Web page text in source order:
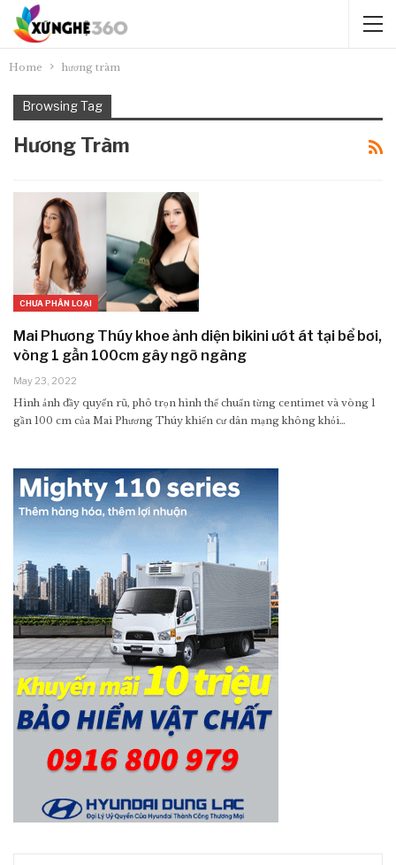
Home hương tràm
Browsing Tag
Hương Tràm
CHƯA PHÂN LOẠI
Mai Phương Thúy khoe ảnh diện bikini ướt át tại bể bơi,
vòng 1 gần 100cm gây ngỡ ngàng
May 23, 2022
Hình ảnh đầy quyến rũ, phô trọn hình thể chuẩn từng centimet và vòng 1
gần 100 cm của Mai Phương Thúy khiến cư dân mạng không khỏi…